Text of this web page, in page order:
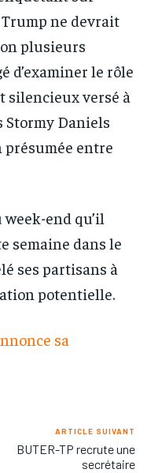
ne devrait
plusieurs
d’examiner le rôle
silencieux versé à
Daniels
entre
end qu’il
semaine dans le
ses partisans à
potentielle.
sa
ARTICLE SUIVANT
BUTER-TP recrute une
secrétaire